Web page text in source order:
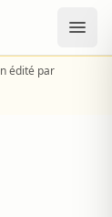
édité par